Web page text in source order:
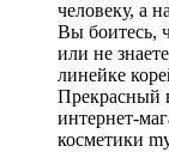
человеку, а
Вы боитесь,
или не
линейке
Прекрасный
интернет-
косметики